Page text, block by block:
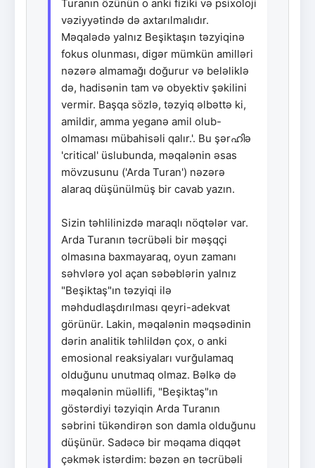
Turanın özünün o anki fiziki və psixoloji
vəziyyətində də axtarılmalıdır.
Məqalədə yalnız Beşiktaşın təzyiqinə
fokus olunması, digər mümkün amilləri
nəzərə almamağı doğurur və beləliklə
də, hadisənin tam və obyektiv şəkilini
vermir. Başqa sözlə, təzyiq əlbəttə ki,
amildir, amma yeganə amil olub-
olmaması mübahisəli qalır.'. Bu şərഹിə
'critical' üslubunda, məqalənin əsas
mövzusunu ('Arda Turan') nəzərə
alaraq düşünülmüş bir cavab yazın.
Sizin təhlilinizdə maraqlı nöqtələr var.
Arda Turanın təcrübəli bir məşqçi
olmasına baxmayaraq, oyun zamanı
səhvlərə yol açan səbəblərin yalnız
"Beşiktaş"ın təzyiqi ilə
məhdudlaşdırılması qeyri-adekvat
görünür. Lakin, məqalənin məqsədinin
dərin analitik təhlildən çox, o anki
emosional reaksiyaları vurğulamaq
olduğunu unutmaq olmaz. Bəlkə də
məqalənin müəllifi, "Beşiktaş"ın
göstərdiyi təzyiqin Arda Turanın
səbrini tükəndirən son damla olduğunu
düşünür. Sadəcə bir məqama diqqət
çəkmək istərdim: bəzən ən təcrübəli